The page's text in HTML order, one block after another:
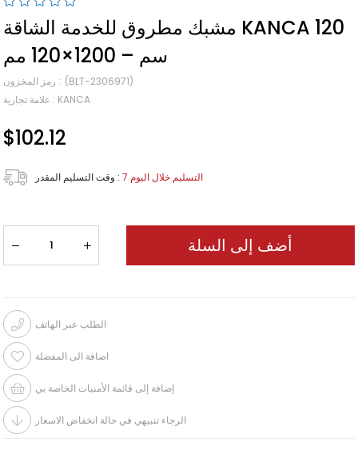
مشبك مطروق للخدمة الشاقة KANCA 120
سم – 1200×120 مم
رمز المخزون
(BLT-2306971)
علامة تجارية : KANCA
$102.12
وقت التسليم المقدر : 7 التسليم خلال اليوم
الطلب عبر الهاتف
اضافة الى المفضلة
إضافة إلى قائمة الأمنيات الخاصة بي
الرجاء تنبيهي في حالة انخفاض الاسعار